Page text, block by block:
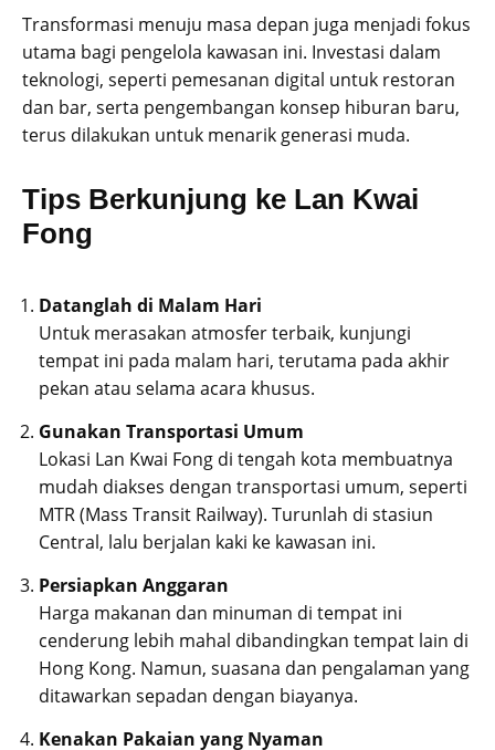
Transformasi menuju masa depan juga menjadi fokus
utama bagi pengelola kawasan ini. Investasi dalam
teknologi, seperti pemesanan digital untuk restoran
dan bar, serta pengembangan konsep hiburan baru,
terus dilakukan untuk menarik generasi muda.
Tips Berkunjung ke Lan Kwai
Fong
Datanglah di Malam Hari
Untuk merasakan atmosfer terbaik, kunjungi
tempat ini pada malam hari, terutama pada akhir
pekan atau selama acara khusus.
Gunakan Transportasi Umum
Lokasi Lan Kwai Fong di tengah kota membuatnya
mudah diakses dengan transportasi umum, seperti
MTR (Mass Transit Railway). Turunlah di stasiun
Central, lalu berjalan kaki ke kawasan ini.
Persiapkan Anggaran
Harga makanan dan minuman di tempat ini
cenderung lebih mahal dibandingkan tempat lain di
Hong Kong. Namun, suasana dan pengalaman yang
ditawarkan sepadan dengan biayanya.
Kenakan Pakaian yang Nyaman